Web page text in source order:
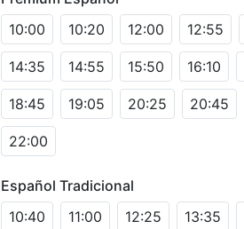
10:00
10:20 12:00 12:55
14:35 14:55 15:50 16:10
18:45 19:05 20:25 20:45
22:00
Español Tradicional
10:40
11:00 12:25 13:35